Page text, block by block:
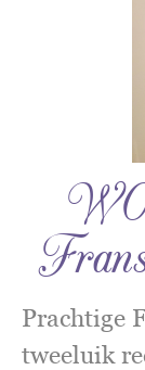
Prachtige
tweeluik